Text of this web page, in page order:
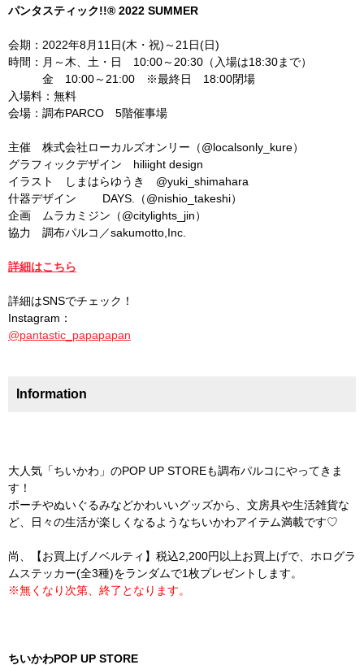
パンタスティック!!® 2022 SUMMER
会期：2022年8月11日(木・祝)～21日(日)
時間：月～木、土・日 10:00～20:30（入場は18:30まで）
金 10:00～21:00 ※最終日 18:00閉場
入場料：無料
会場：調布PARCO 5階催事場
主催 株式会社ローカルズオンリー（@localsonly_kure）
グラフィックデザイン hiliight design
イラスト しまはらゆうき @yuki_shimahara
什器デザイン DAYS.（@nishio_takeshi）
企画 ムラカミジン（@citylights_jin）
協力 調布パルコ／sakumotto,Inc.
詳細はこちら
詳細はSNSでチェック！
Instagram：
@pantastic_papapapan
Information
大人気「ちいかわ」のPOP UP STOREも調布パルコにやってきま
す！
ポーチやぬいぐるみなどかわいいグッズから、文房具や生活雑貨な
ど、日々の生活が楽しくなるようなちいかわアイテム満載です♡
尚、【お買上げノベルティ】税込2,200円以上お買上げで、ホログラ
ムステッカー(全3種)をランダムで1枚プレゼントします。
※無くなり次第、終了となります。
ちいかわPOP UP STORE